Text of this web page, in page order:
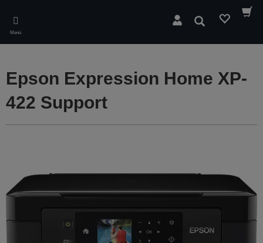
main
content
Menü
Suchen
Epson Expression Home XP-
422 Support